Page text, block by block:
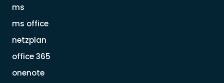
ms
ms office
netzplan
office 365
onenote